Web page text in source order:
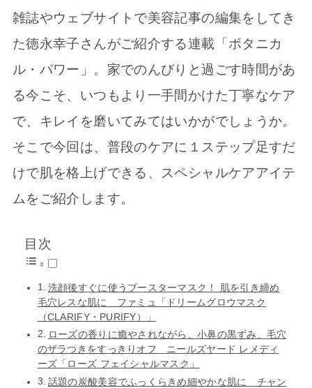
雑誌やウェブサイトで美容記事の編集をしてき
た徳永幸子さんがご紹介する連載「ボタニカ
ル・パワー」。家でのんびりと過ごす時間があ
る今こそ、いつもより一手間かけた丁寧なケア
で、キレイを磨いてみてはいかがでしょうか。
そこで今回は、普段のケアに１ステップ足すだ
けで肌を格上げできる、スペシャルケアアイテ
ムをご紹介します。
目次
洗顔後すぐに使うブースターマスク！ 肌を引き締め
毛穴レスな肌に ファミュ「ドリームグロウマスク
（CLARIFY・PURIFY）」
ローズの香りに癒やされながら、小鼻の黒ずみ、毛穴
のザラつきをすっきりオフ ニールズヤード レメディ
ーズ「ローズ フェイシャルマスク」
話題の炭酸美容でふっくらきめ細やかな肌に チャン